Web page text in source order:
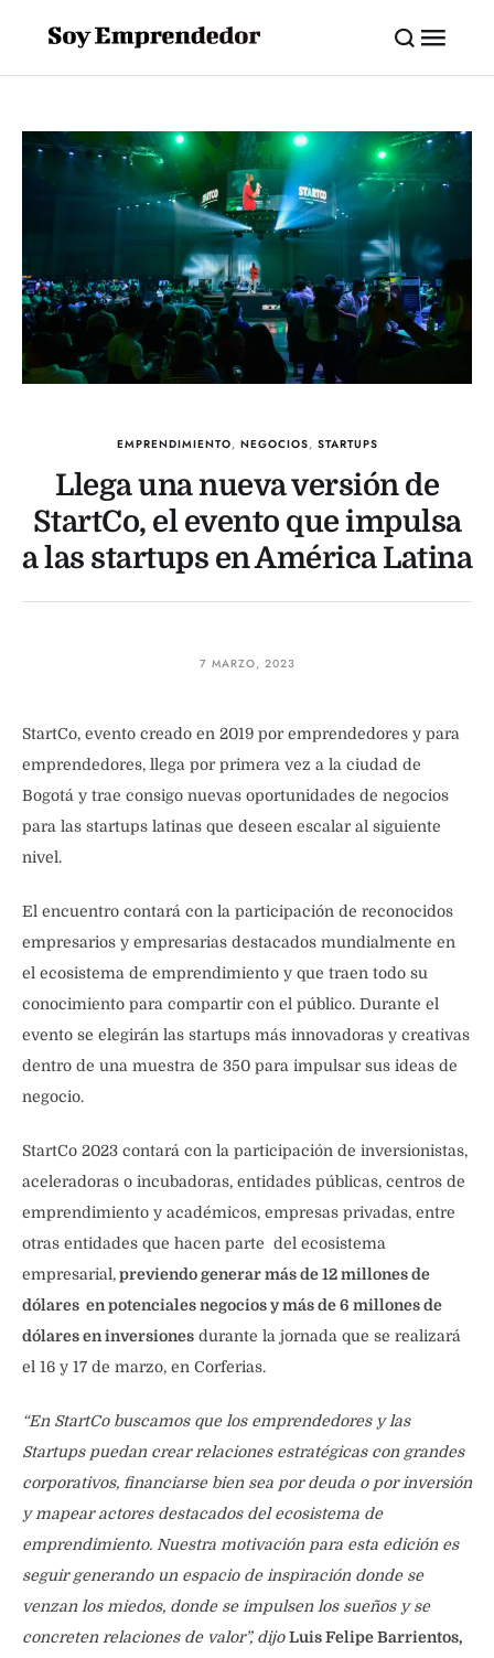
EMPRENDIMIENTO, NEGOCIOS, STARTUPS
Llega una nueva versión de
StartCo, el evento que impulsa
a las startups en América Latina
7 MARZO, 2023
StartCo, evento creado en 2019 por emprendedores y para
emprendedores, llega por primera vez a la ciudad de
Bogotá y trae consigo nuevas oportunidades de negocios
para las startups latinas que deseen escalar al siguiente
nivel.
El encuentro contará con la participación de reconocidos
empresarios y empresarias destacados mundialmente en
el ecosistema de emprendimiento y que traen todo su
conocimiento para compartir con el público. Durante el
evento se elegirán las startups más innovadoras y creativas
dentro de una muestra de 350 para impulsar sus ideas de
negocio.
StartCo 2023 contará con la participación de inversionistas,
aceleradoras o incubadoras, entidades públicas, centros de
emprendimiento y académicos, empresas privadas, entre
otras entidades que hacen parte del ecosistema
empresarial,previendo generar más de 12 millones de
dólares en potenciales negocios y más de 6 millones de
dólares en inversiones durante la jornada que se realizará
el 16 y 17 de marzo, en Corferias.
“En StartCo buscamos que los emprendedores y las
Startups puedan crear relaciones estratégicas con grandes
corporativos, financiarse bien sea por deuda o por inversión
y mapear actores destacados del ecosistema de
emprendimiento. Nuestra motivación para esta edición es
seguir generando un espacio de inspiración donde se
venzan los miedos, donde se impulsen los sueños y se
concreten relaciones de valor”, dijoLuis Felipe Barrientos,